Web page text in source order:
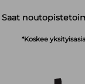
Saat
*Koskee